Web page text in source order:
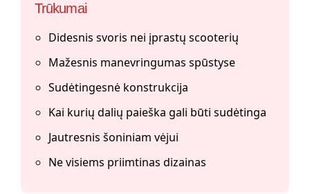
Trūkumai
Didesnis svoris nei įprastų scooterių
Mažesnis manevringumas spūstyse
Sudėtingesnė konstrukcija
Kai kurių dalių paieška gali būti sudėtinga
Jautresnis šoniniam vėjui
Ne visiems priimtinas dizainas